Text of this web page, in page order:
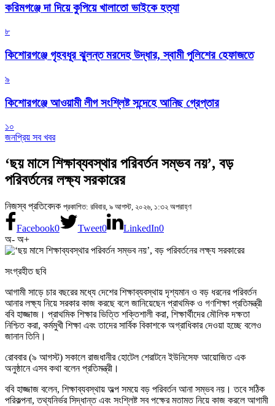
করিমগঞ্জে দা দিয়ে কুপিয়ে খালাতো ভাইকে হত্যা
৮
কিশোরগঞ্জে গৃহবধূর ঝুলন্ত মরদেহ উদ্ধার, স্বামী পুলিশের হেফাজতে
৯
কিশোরগঞ্জে আওয়ামী লীগ সংশ্লিষ্ট সন্দেহে আনিছ গ্রেপ্তার
১০
জনপ্রিয় সব খবর
‘ছয় মাসে শিক্ষাব্যবস্থার পরিবর্তন সম্ভব নয়’, বড়
পরিবর্তনের লক্ষ্য সরকারের
নিজস্ব প্রতিবেদক প্রকাশিত: রবিবার, ৯ আগস্ট, ২০২৬, ১:৩২ অপরাহ্ণ
Facebook0 Tweet0 LinkedIn0
অ- অ+
সংগ্রহীত ছবি
আগামী সাড়ে চার বছরের মধ্যে দেশের শিক্ষাব্যবস্থায় দৃশ্যমান ও বড় ধরনের পরিবর্তন
আনার লক্ষ্য নিয়ে সরকার কাজ করছে বলে জানিয়েছেন প্রাথমিক ও গণশিক্ষা প্রতিমন্ত্রী
ববি হাজ্জাজ। প্রাথমিক শিক্ষার ভিত্তি শক্তিশালী করা, শিক্ষার্থীদের মৌলিক দক্ষতা
নিশ্চিত করা, কর্মমুখী শিক্ষা এবং তাদের সার্বিক বিকাশকে অগ্রাধিকার দেওয়া হচ্ছে বলেও
জানান তিনি।
রোববার (৯ আগস্ট) সকালে রাজধানীর হোটেল শেরাটনে ইউনিসেফ আয়োজিত এক
অনুষ্ঠানে এসব কথা বলেন প্রতিমন্ত্রী।
ববি হাজ্জাজ বলেন, শিক্ষাব্যবস্থায় অল্প সময়ে বড় পরিবর্তন আনা সম্ভব নয়। তবে সঠিক
পরিকল্পনা, তথ্যনির্ভর সিদ্ধান্ত এবং সংশ্লিষ্ট সব পক্ষের মতামত নিয়ে কাজ করলে আগামী